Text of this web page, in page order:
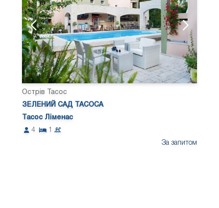
Острів Тасос
ЗЕЛЕНИЙ САД ТАСОСА
Тасос Ліменас
4
1
За запитом